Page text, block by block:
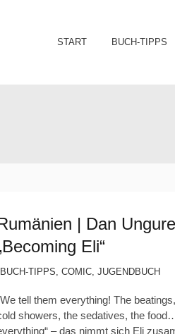
START BUCH-TIPPS
| Dan
Eli“
BUCH-TIPPS, COMIC, JUGENDBUCH
tell them everything! The
showers, the sedatives, the
– das nimmt sich Eli